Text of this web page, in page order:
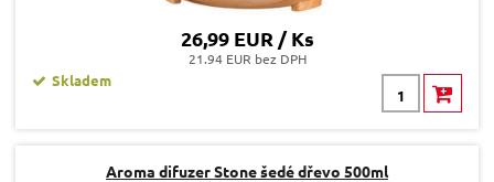
26,99 EUR / Ks
21.94 EUR bez DPH
Skladem
Aroma difuzer Stone šedé dřevo 500ml